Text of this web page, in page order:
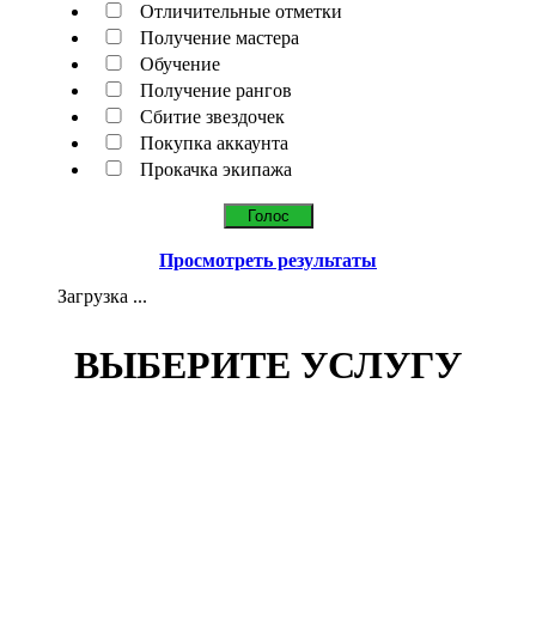
Отличительные отметки
Получение мастера
Обучение
Получение рангов
Сбитие звездочек
Покупка аккаунта
Прокачка экипажа
Просмотреть результаты
Загрузка ...
ВЫБЕРИТЕ УСЛУГУ